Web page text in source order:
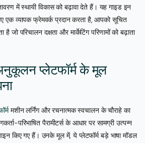
में स्थायी विकास को बढ़ावा देते हैं। यह गाइड इन
एक व्यापक फ्रेमवर्क प्रदान करता है, आपको सूचित
जो परिचालन दक्षता और मार्केटिंग परिणामों को बढ़ाता
प्लेटफॉर्म के मूल
मशीन लर्निंग और रचनात्मक स्वचालन के चौराहे का
परिभाषित पैरामीटर्स के आधार पर सामग्री उत्पन्न
किए गए हैं। उनके मूल में, ये प्लेटफॉर्म बड़े भाषा मॉडल